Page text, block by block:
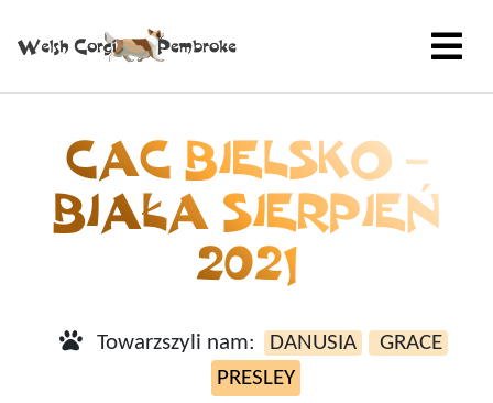
CAC BIELSKO –
BIAŁA SIERPIEŃ
2021
Towarzszyli nam: DANUSIA
GRACE
PRESLEY